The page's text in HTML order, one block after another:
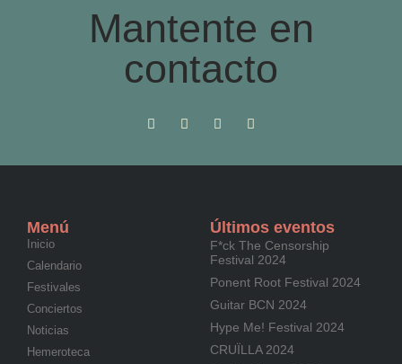
Mantente en
contacto
Menú
Inicio
Calendario
Festivales
Conciertos
Noticias
Hemeroteca
Últimos eventos
F*ck The Censorship
Festival 2024
Ponent Root Festival 2024
Guitar BCN 2024
Hype Me! Festival 2024
CRUÏLLA 2024